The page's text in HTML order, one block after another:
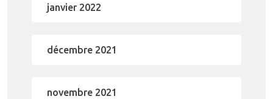
janvier 2022
décembre 2021
novembre 2021